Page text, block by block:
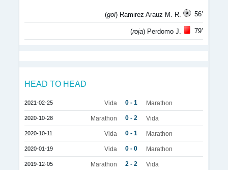
(gol) Ramirez Arauz M. R. 56’
(roja) Perdomo J. 79’
HEAD TO HEAD
2021-02-25 Vida 0 - 1 Marathon
2020-10-28 Marathon 0 - 2 Vida
2020-10-11 Vida 0 - 1 Marathon
2020-01-19 Vida 0 - 0 Marathon
2019-12-05 Marathon 2 - 2 Vida